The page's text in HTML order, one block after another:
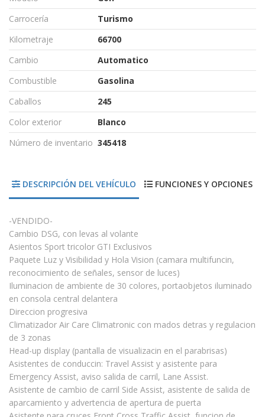
Carrocería
Turismo
Kilometraje
66700
Cambio
Automatico
Combustible
Gasolina
Caballos
245
Color exterior
Blanco
Número de inventario 345418
DESCRIPCIÓN DEL VEHÍCULO FUNCIONES Y OPCIONES
-VENDIDO-
Cambio DSG, con levas al volante
Asientos Sport tricolor GTI Exclusivos
Paquete Luz y Visibilidad y Hola Vision (camara multifuncin,
reconocimiento de señales, sensor de luces)
Iluminacion de ambiente de 30 colores, portaobjetos iluminado
en consola central delantera
Direccion progresiva
Climatizador Air Care Climatronic con mados detras y regulacion
de 3 zonas
Head-up display (pantalla de visualizacin en el parabrisas)
Asistentes de conduccin: Travel Assist y asistente para
Emergency Assist, aviso salida de carril, Lane Assist.
Asistente de cambio de carril Side Assist, asistente de salida de
aparcamiento y advertencia de apertura de puerta